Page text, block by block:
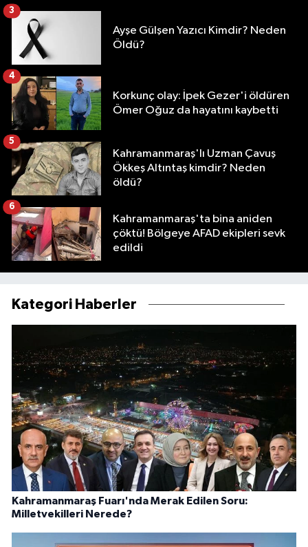
Ayşe Gülşen Yazıcı Kimdir? Neden
Öldü?
3
Korkunç olay: İpek Gezer'i öldüren
Ömer Oğuz da hayatını kaybetti
4
Kahramanmaraş'lı Uzman Çavuş
Ökkeş Altıntaş kimdir? Neden
öldü?
5
Kahramanmaraş'ta bina aniden
çöktü! Bölgeye AFAD ekipleri sevk
edildi
6
Kategori Haberler
Kahramanmaraş Fuarı'nda Merak Edilen Soru:
Milletvekilleri Nerede?